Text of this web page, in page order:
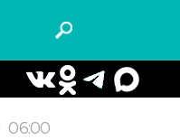
06:00